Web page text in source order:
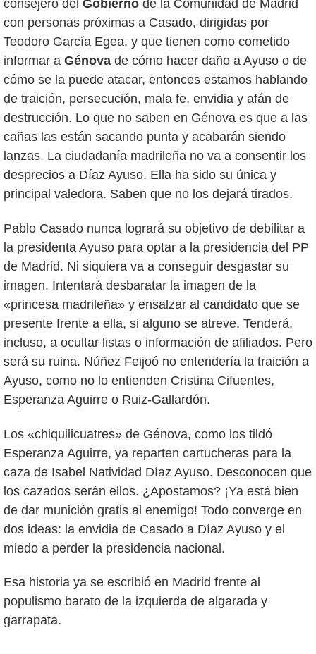
consejero del Gobierno de la Comunidad de Madrid
con personas próximas a Casado, dirigidas por
Teodoro García Egea, y que tienen como cometido
informar a Génova de cómo hacer daño a Ayuso o de
cómo se la puede atacar, entonces estamos hablando
de traición, persecución, mala fe, envidia y afán de
destrucción. Lo que no saben en Génova es que a las
cañas las están sacando punta y acabarán siendo
lanzas. La ciudadanía madrileña no va a consentir los
desprecios a Díaz Ayuso. Ella ha sido su única y
principal valedora. Saben que no los dejará tirados.
Pablo Casado nunca logrará su objetivo de debilitar a
la presidenta Ayuso para optar a la presidencia del PP
de Madrid. Ni siquiera va a conseguir desgastar su
imagen. Intentará desbaratar la imagen de la
«princesa madrileña» y ensalzar al candidato que se
presente frente a ella, si alguno se atreve. Tenderá,
incluso, a ocultar listas o información de afiliados. Pero
será su ruina. Núñez Feijoó no entendería la traición a
Ayuso, como no lo entienden Cristina Cifuentes,
Esperanza Aguirre o Ruiz-Gallardón.
Los «chiquilicuatres» de Génova, como los tildó
Esperanza Aguirre, ya reparten cartucheras para la
caza de Isabel Natividad Díaz Ayuso. Desconocen que
los cazados serán ellos. ¿Apostamos? ¡Ya está bien
de dar munición gratis al enemigo! Todo converge en
dos ideas: la envidia de Casado a Díaz Ayuso y el
miedo a perder la presidencia nacional.
Esa historia ya se escribió en Madrid frente al
populismo barato de la izquierda de algarada y
garrapata.